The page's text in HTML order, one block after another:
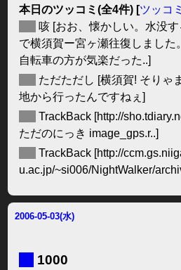
本日のツッコミ(全4件) [ツッコ
咳 [おお、懐かしい。水没
で横須賀ー宮ヶ瀬往復しまし
自転車の方が気楽だった..]
ただただし [横須賀! そりゃ
地から行ったんですねぇ]
TrackBack [http://
ただのにっき image_gps.r..]
TrackBack [http://
u.ac.jp/~si006/NightWalker/
2006-05-03(水)
1000